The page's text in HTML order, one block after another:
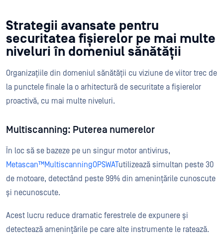
Strategii avansate pentru
securitatea fișierelor pe mai multe
niveluri în domeniul sănătății
Organizațiile din domeniul sănătății cu viziune de viitor trec de
la punctele finale la o arhitectură de securitate a fișierelor
proactivă, cu mai multe niveluri.
Multiscanning: Puterea numerelor
În loc să se bazeze pe un singur motor antivirus,
Metascan™MultiscanningOPSWATutilizează simultan peste 30
de motoare, detectând peste 99% din amenințările cunoscute
și necunoscute.
Acest lucru reduce dramatic ferestrele de expunere și
detectează amenințările pe care alte instrumente le ratează.